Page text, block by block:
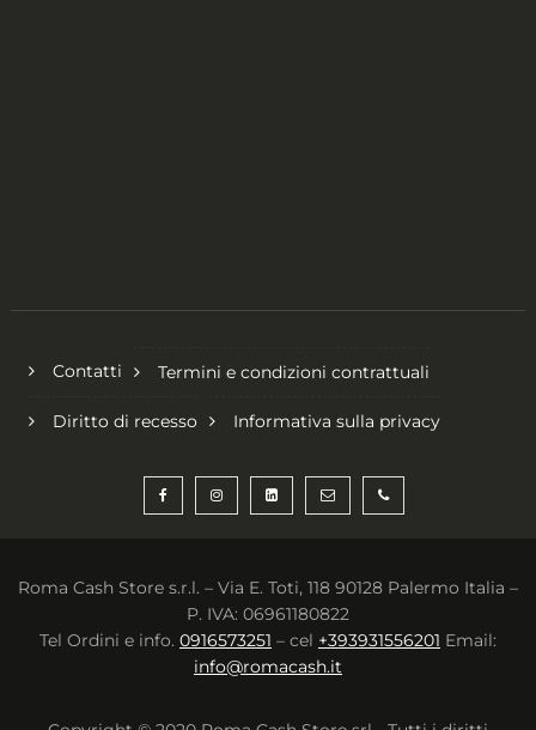
Contatti Termini e condizioni contrattuali
Diritto di recesso Informativa sulla privacy
Roma Cash Store s.r.l. – Via E. Toti, 118 90128 Palermo Italia –
P. IVA: 06961180822
Tel Ordini e info. 0916573251 – cel +393931556201 Email:
info@romacash.it